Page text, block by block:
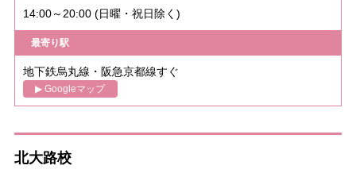
14:00～20:00 (日曜・祝日除く)
最寄り駅
地下鉄烏丸線・阪急京都線すぐ
▶ Googleマップ
北大路校